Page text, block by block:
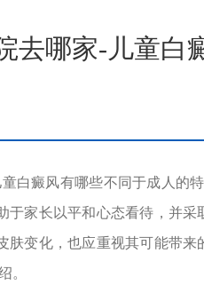
去哪家-儿童白
癜风有哪些不同于成人的特
于家长以平和心态看待，并
肤变化，也应重视其可能带
。